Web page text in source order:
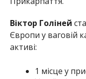
Віктор Голіней
Європи у ваговій
активі:
1 місце у